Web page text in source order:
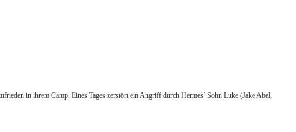
in ihrem Camp. Eines Tages zerstört ein Angriff durch Hermes’ Sohn Luke (Jake Abel,